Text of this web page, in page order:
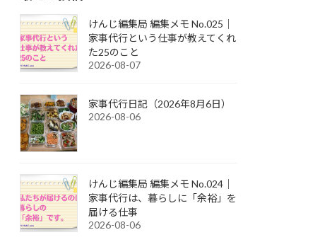
けんじ編集局 編集メモ No.025｜
家事代行という仕事が教えてくれ
た25のこと
2026-08-07
家事代行日記（2026年8月6日）
2026-08-06
けんじ編集局 編集メモ No.024｜
家事代行は、暮らしに「余裕」を
届ける仕事
2026-08-06